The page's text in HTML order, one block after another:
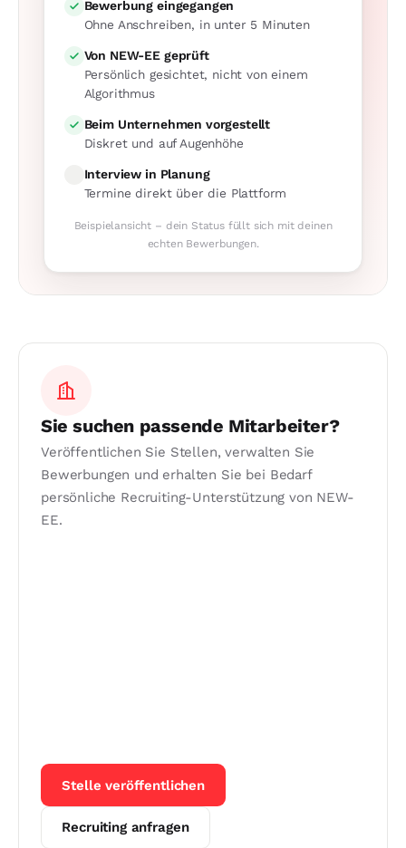
Bewerbung eingegangen
Ohne Anschreiben, in unter 5 Minuten
Von NEW-EE geprüft
Persönlich gesichtet, nicht von einem
Algorithmus
Beim Unternehmen vorgestellt
Diskret und auf Augenhöhe
Interview in Planung
Termine direkt über die Plattform
Beispielansicht – dein Status füllt sich mit deinen
echten Bewerbungen.
Sie suchen passende Mitarbeiter?
Veröffentlichen Sie Stellen, verwalten Sie
Bewerbungen und erhalten Sie bei Bedarf
persönliche Recruiting-Unterstützung von NEW-
EE.
Stelle veröffentlichen
Recruiting anfragen